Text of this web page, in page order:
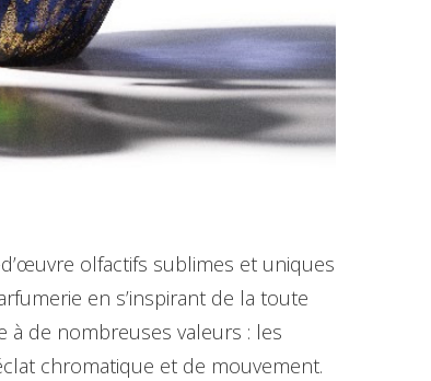
olfactifs sublimes et uniques
en s’inspirant de la toute
à de nombreuses valeurs : les
chromatique et de mouvement.